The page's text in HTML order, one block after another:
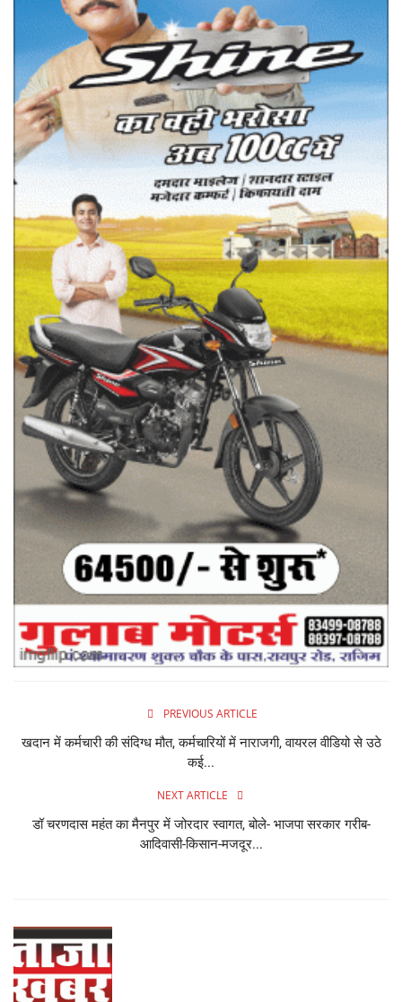
PREVIOUS ARTICLE
खदान में कर्मचारी की संदिग्ध मौत, कर्मचारियों में नाराजगी, वायरल वीडियो से उठे
कई...
NEXT ARTICLE
डॉ चरणदास महंत का मैनपुर में जोरदार स्वागत, बोले- भाजपा सरकार गरीब-
आदिवासी-किसान-मजदूर...